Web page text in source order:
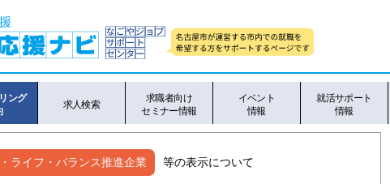
ング
求人検索
求職者向け
セミナー情報
イベント
情報
就活サポート
情報
ライフ・バランス推進企業 等の表示について